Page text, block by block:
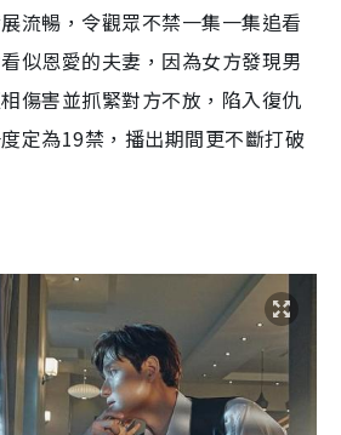
流暢，令觀眾不禁一集一集追看
似恩愛的夫妻，因為女方發現男
傷害並抓緊對方不放， 陷入復仇
定為19禁， 播出期間更不斷打破